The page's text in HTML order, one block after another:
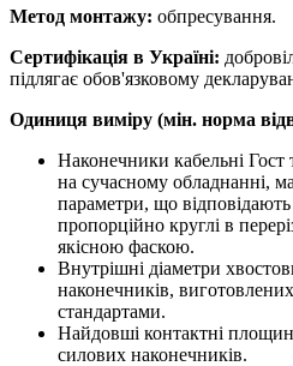
Метод монтажу: обпресування.
Сертифікація в Україні:
підлягає обов'язковому
Одиниця виміру (мін. норма
Наконечники кабельні
на сучасному обладнанні,
параметри, що
пропорційно круглі в
якісною фаскою.
Внутрішні діаметри
наконечників,
стандартами.
Найдовші контактні
силових наконечників.